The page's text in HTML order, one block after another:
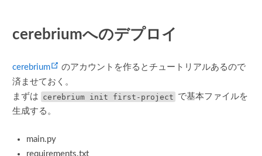
cerebriumへのデプロイ
cerebrium (opens new window)
のアカウントを作るとチュートリアルあるので
済ませておく。
まずは cerebrium init first-project で基本ファイルを
生成する。
main.py
requirements.txt